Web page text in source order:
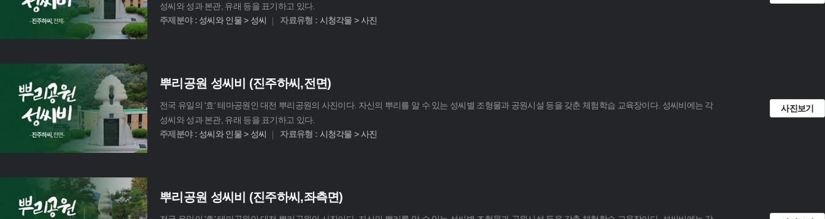
성씨와 성과 본관, 유래 등을 표기하고 있다.
주제분야 :성씨와 인물 > 성씨 자료유형 : 시청각물 > 사진
뿌리공원 성씨비 (진주하씨,전면)
전국 유일의 '효' 테마공원인 대전 뿌리공원의 사진이다. 자신의 뿌리를 알 수 있는 성씨별 조형물과 공원시설 등을 갖춘 체험학습 교육장이다. 성씨비에는 각
성씨와 성과 본관, 유래 등을 표기하고 있다.
주제분야 :성씨와 인물 > 성씨 자료유형 : 시청각물 > 사진
사진보기
뿌리공원 성씨비 (진주하씨,좌측면)